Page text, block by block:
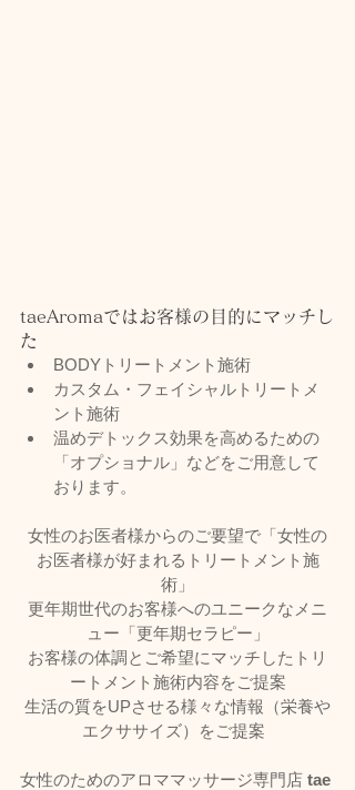
taeAromaではお客様の目的にマッチし
た
BODYトリートメント施術
カスタム・フェイシャルトリートメ
ント施術
温めデトックス効果を高めるための
「オプショナル」などをご用意して
おります。
女性のお医者様からのご要望で「女性の
お医者様が好まれるトリートメント施
術」
更年期世代のお客様へのユニークなメニ
ュー「更年期セラピー」
お客様の体調とご希望にマッチしたトリ
ートメント施術内容をご提案
生活の質をUPさせる様々な情報（栄養や
エクササイズ）をご提案
女性のためのアロママッサージ専門店 tae